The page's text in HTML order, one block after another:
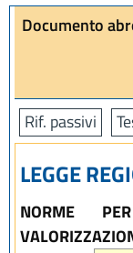
Documento
Rif. passivi
LEGGE
NORME